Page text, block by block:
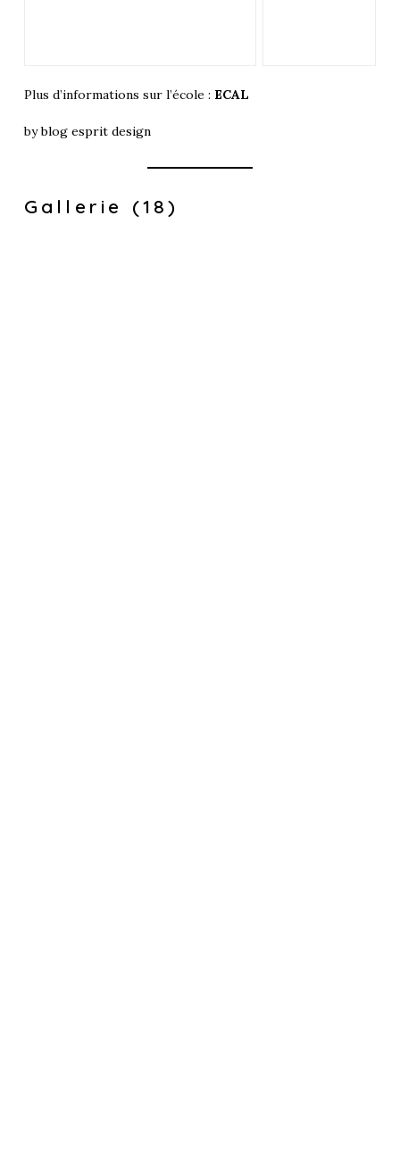
Plus d’informations sur l’école : ECAL
byblog esprit design
Gallerie (18)